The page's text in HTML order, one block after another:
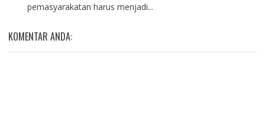
pemasyarakatan harus menjadi...
KOMENTAR ANDA: